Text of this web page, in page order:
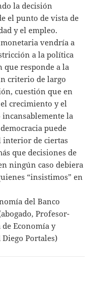
la decisión
el punto de vista de
y el empleo.
vendría a
a la política
que responde a la
criterio de largo
cuestión que en
crecimiento y el
la
puede
interior de ciertas
que decisiones de
ningún caso debiera
“insistimos” en
del Banco
Profesor-
Economía y
Portales)